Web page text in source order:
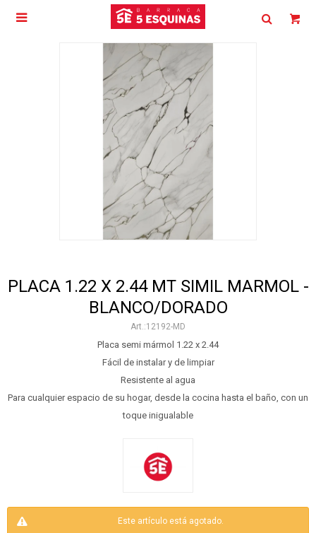

PLACA 1.22 X 2.44 MT SIMIL MARMOL -
BLANCO/DORADO
12192-MD
Placa semi mármol 1.22 x 2.44
Fácil de instalar y de limpiar
Resistente al agua
Para cualquier espacio de su hogar, desde la cocina hasta el baño, con un
toque inigualable
Este artículo está agotado.